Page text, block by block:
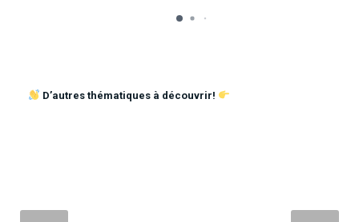
D’autres thématiques à découvrir!